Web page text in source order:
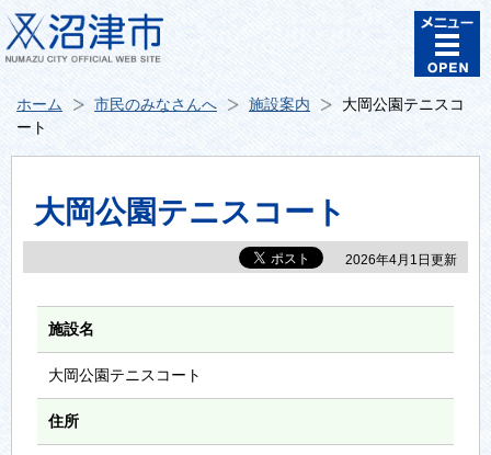
ホーム 市民のみなさんへ 施設案内
大岡公園テニスコ
ート
大岡公園テニスコート
2026年4月1日更新
施設名
大岡公園テニスコート
住所